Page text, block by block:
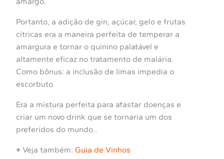
Portanto, a adição de gin, açúcar, gelo e frutas
cítricas era a maneira perfeita de temperar a
amargura e tornar o quinino palatável e
altamente eficaz no tratamento de malária.
Como bônus: a inclusão de limas impedia o
escorbuto.
Era a mistura perfeita para afastar doenças e
criar um novo drink que se tornaria um dos
preferidos do mundo..
+ Veja também: Guia de Vinhos